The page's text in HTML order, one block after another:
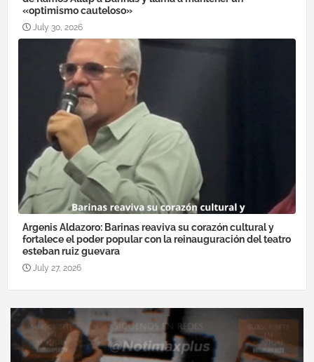
«optimismo cauteloso»
July 30, 2026
Argenis Aldazoro: Barinas reaviva su corazón cultural y
fortalece el poder popular con la reinauguración del teatro
esteban ruiz guevara
July 27, 2026